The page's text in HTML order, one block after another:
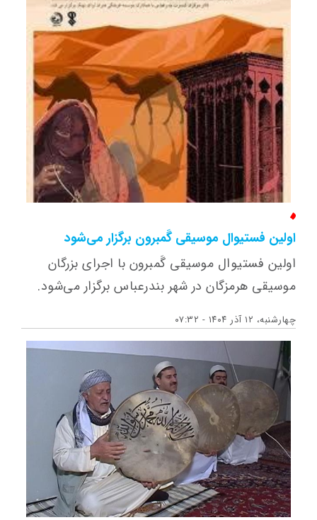
اولین فستیوال موسیقی گَمبرون برگزار می‌شود
اولین فستیوال موسیقی گَمبرون با اجرای بزرگان
موسیقی هرمزگان در شهر بندرعباس برگزار می‌شود.
چهارشنبه، ۱۲ آذر ۱۴۰۴ - ۰۷:۳۲